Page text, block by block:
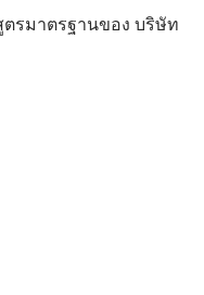
รมาตรฐานของ บริษัท